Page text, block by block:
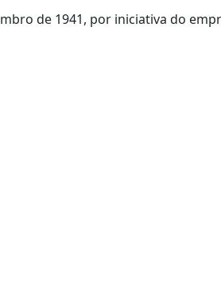
de 1941, por iniciativa do